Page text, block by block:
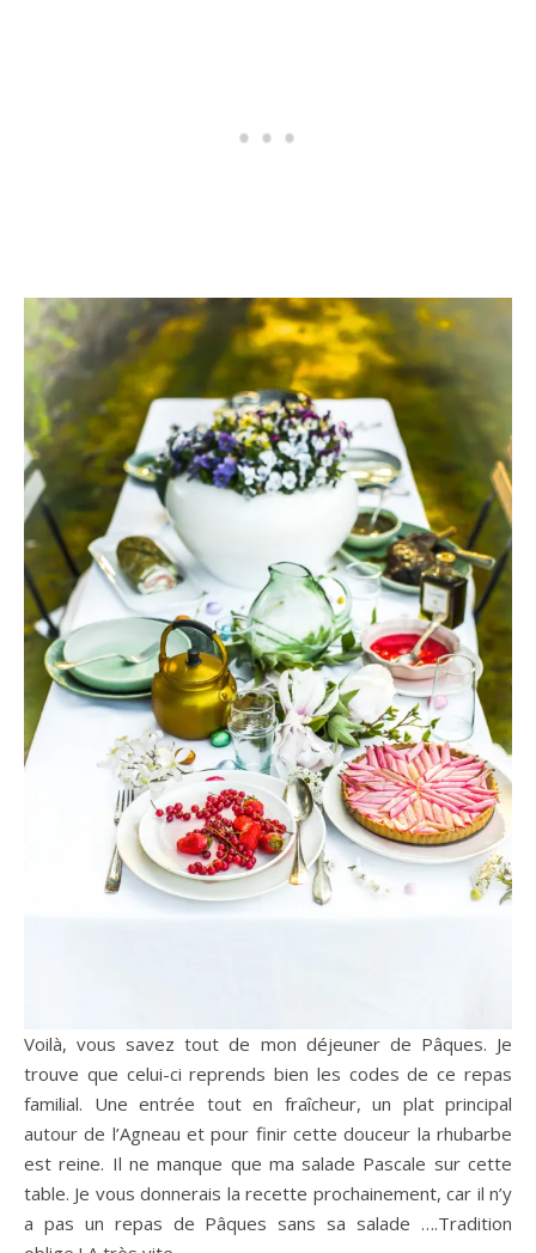
Voilà, vous savez tout de mon déjeuner de Pâques. Je
trouve que celui-ci reprends bien les codes de ce repas
familial. Une entrée tout en fraîcheur, un plat principal
autour de l’Agneau et pour finir cette douceur la rhubarbe
est reine. Il ne manque que ma salade Pascale sur cette
table. Je vous donnerais la recette prochainement, car il n’y
a pas un repas de Pâques sans sa salade ….Tradition